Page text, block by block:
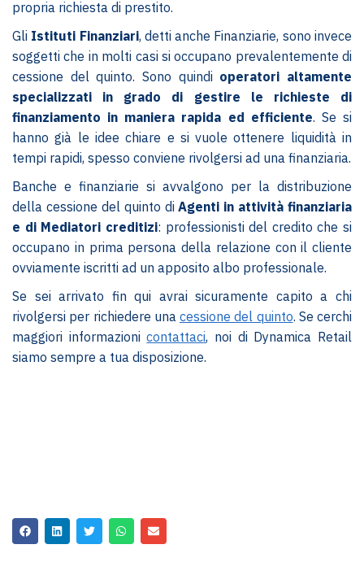
propria richiesta di prestito.
Gli Istituti Finanziari, detti anche Finanziarie, sono invece
soggetti che in molti casi si occupano prevalentemente di
cessione del quinto. Sono quindi operatori altamente
specializzati in grado di gestire le richieste di
finanziamento in maniera rapida ed efficiente. Se si
hanno già le idee chiare e si vuole ottenere liquidità in
tempi rapidi, spesso conviene rivolgersi ad una finanziaria.
Banche e finanziarie si avvalgono per la distribuzione
della cessione del quinto diAgenti in attività finanziaria
e di Mediatori creditizi: professionisti del credito che si
occupano in prima persona della relazione con il cliente
ovviamente iscritti ad un apposito albo professionale.
Se sei arrivato fin qui avrai sicuramente capito a chi
rivolgersi per richiedere una cessione del quinto. Se cerchi
maggiori informazionicontattaci, noi di Dynamica Retail
siamo sempre a tua disposizione.